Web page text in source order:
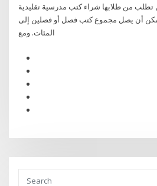
تطلب من طلابها شراء كتب مدرسية تقليدية
أن يصل مجموع كتب فصل أو فصلين إلى
المئات. ومع